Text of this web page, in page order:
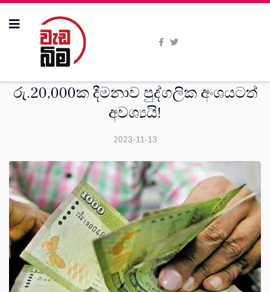
රු.20,000ක දීමනාව පුද්ගලික අංශයටත්
අවශ්‍යයි!
2023-11-13